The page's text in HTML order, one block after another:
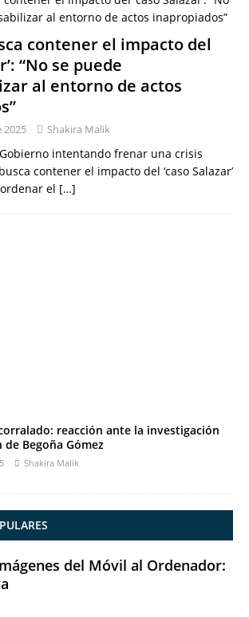
contener el impacto del
“No se puede
al entorno de actos
2025 Shakira Malik
intentando frenar una crisis
contener el impacto del ‘caso Salazar’
el […]
reacción ante la investigación
Begoña Gómez
Shakira Malik
del Móvil al Ordenador: